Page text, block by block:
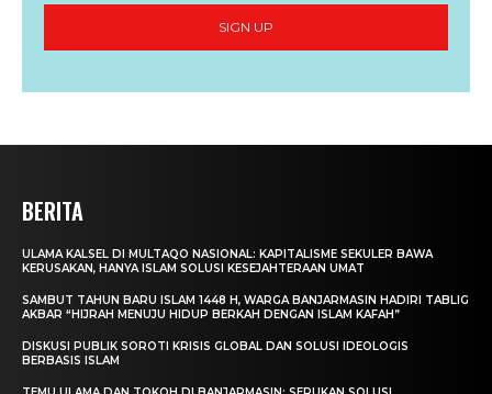
SIGN UP
BERITA
ULAMA KALSEL DI MULTAQO NASIONAL: KAPITALISME SEKULER BAWA
KERUSAKAN, HANYA ISLAM SOLUSI KESEJAHTERAAN UMAT
SAMBUT TAHUN BARU ISLAM 1448 H, WARGA BANJARMASIN HADIRI TABLIG
AKBAR “HIJRAH MENUJU HIDUP BERKAH DENGAN ISLAM KAFAH”
DISKUSI PUBLIK SOROTI KRISIS GLOBAL DAN SOLUSI IDEOLOGIS
BERBASIS ISLAM